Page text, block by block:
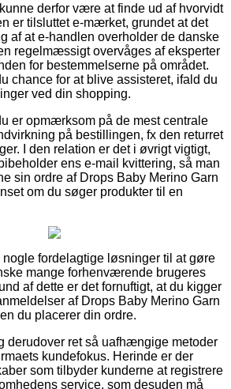
derfor være at finde ud af hvorvidt
er tilsluttet e-mærket, grundet at det
af at e-handlen overholder de danske
regelmæssigt overvåges af eksperter
for bestemmelserne på området.
chance for at blive assisteret, ifald du
ved din shopping.
er opmærksom på de mest centrale
på bestillingen, fx den returret
I den relation er det i øvrigt vigtigt,
ens e-mail kvittering, så man
sin ordre af Drops Baby Merino Garn
om du søger produkter til en
fordelagtige løsninger til at gøre
mange forhenværende brugeres
af dette er det fornuftigt, at du kigger
af Drops Baby Merino Garn
du placerer din ordre.
derudover ret så uafhængige metoder
kundefokus. Herinde er der
som tilbyder kunderne at registrere
service, som desuden må